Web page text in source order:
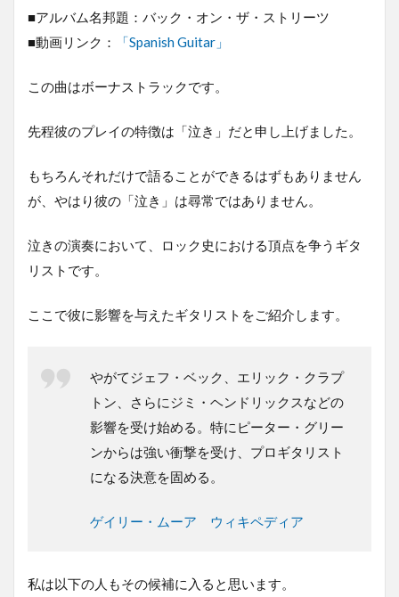
■アルバム名邦題：バック・オン・ザ・ストリーツ
■動画リンク：
「Spanish Guitar」
この曲はボーナストラックです。
先程彼のプレイの特徴は「泣き」だと申し上げました。
もちろんそれだけで語ることができるはずもありません
が、やはり彼の「泣き」は尋常ではありません。
泣きの演奏において、ロック史における頂点を争うギタ
リストです。
ここで彼に影響を与えたギタリストをご紹介します。
やがてジェフ・ベック、エリック・クラプ
トン、さらにジミ・ヘンドリックスなどの
影響を受け始める。特にピーター・グリー
ンからは強い衝撃を受け、プロギタリスト
になる決意を固める。
ゲイリー・ムーア ウィキペディア
私は以下の人もその候補に入ると思います。